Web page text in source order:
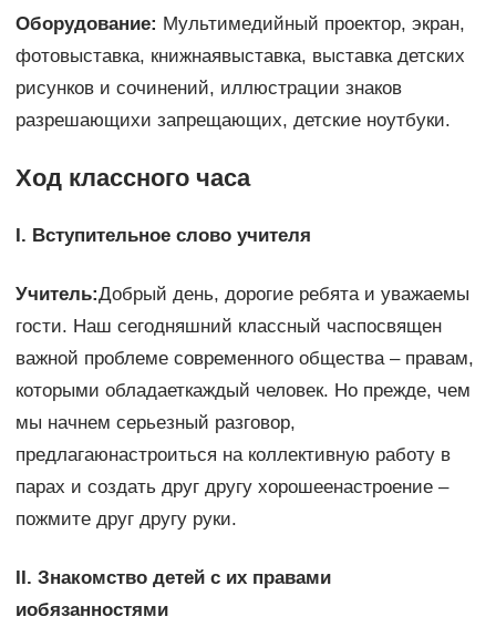
Оборудование: Мультимедийный проектор, экран,
фотовыставка, книжнаявыставка, выставка детских
рисунков и сочинений, иллюстрации знаков
разрешающихи запрещающих, детские ноутбуки.
Ход классного часа
I. Вступительное слово учителя
Учитель:Добрый день, дорогие ребята и уважаемы
гости. Наш сегодняшний классный часпосвящен
важной проблеме современного общества – правам,
которыми обладаеткаждый человек. Но прежде, чем
мы начнем серьезный разговор,
предлагаюнастроиться на коллективную работу в
парах и создать друг другу хорошеенастроение –
пожмите друг другу руки.
II. Знакомство детей с их правами
иобязанностями